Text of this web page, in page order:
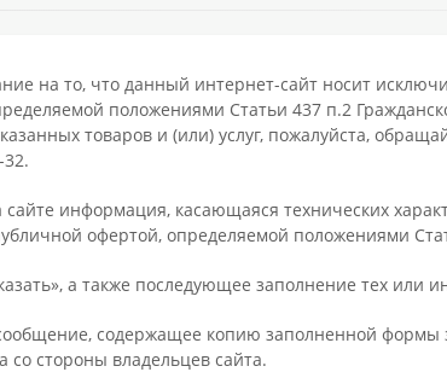
на то, что данный интернет-сайт носит
положениями Статьи 437 п.2
товаров и (или) услуг, пожалуйста,
сайте информация, касающаяся технических
офертой, определяемой положениями
а также последующее заполнение тех или
содержащее копию заполненной формы
со стороны владельцев сайта.